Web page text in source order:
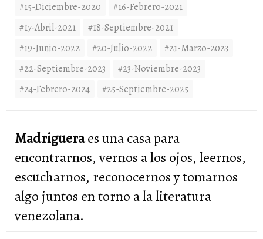
#15-Diciembre-2020
#16-Febrero-2021
#17-Abril-2021
#18-Septiembre-2021
#19-Junio-2022
#20-Julio-2022
#21-Marzo-2023
#22-Septiembre-2023
#23-Noviembre-2023
#24-Febrero-2024
#25-Septiembre-2025
Madrigueraes una casa para
encontrarnos, vernos a los ojos, leernos,
escucharnos, reconocernos y tomarnos
algo juntos en torno a la literatura
venezolana.